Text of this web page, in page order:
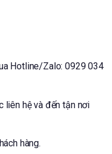
Hotline/Zalo: 0929 034
liên hệ và đến tận nơi
hàng.